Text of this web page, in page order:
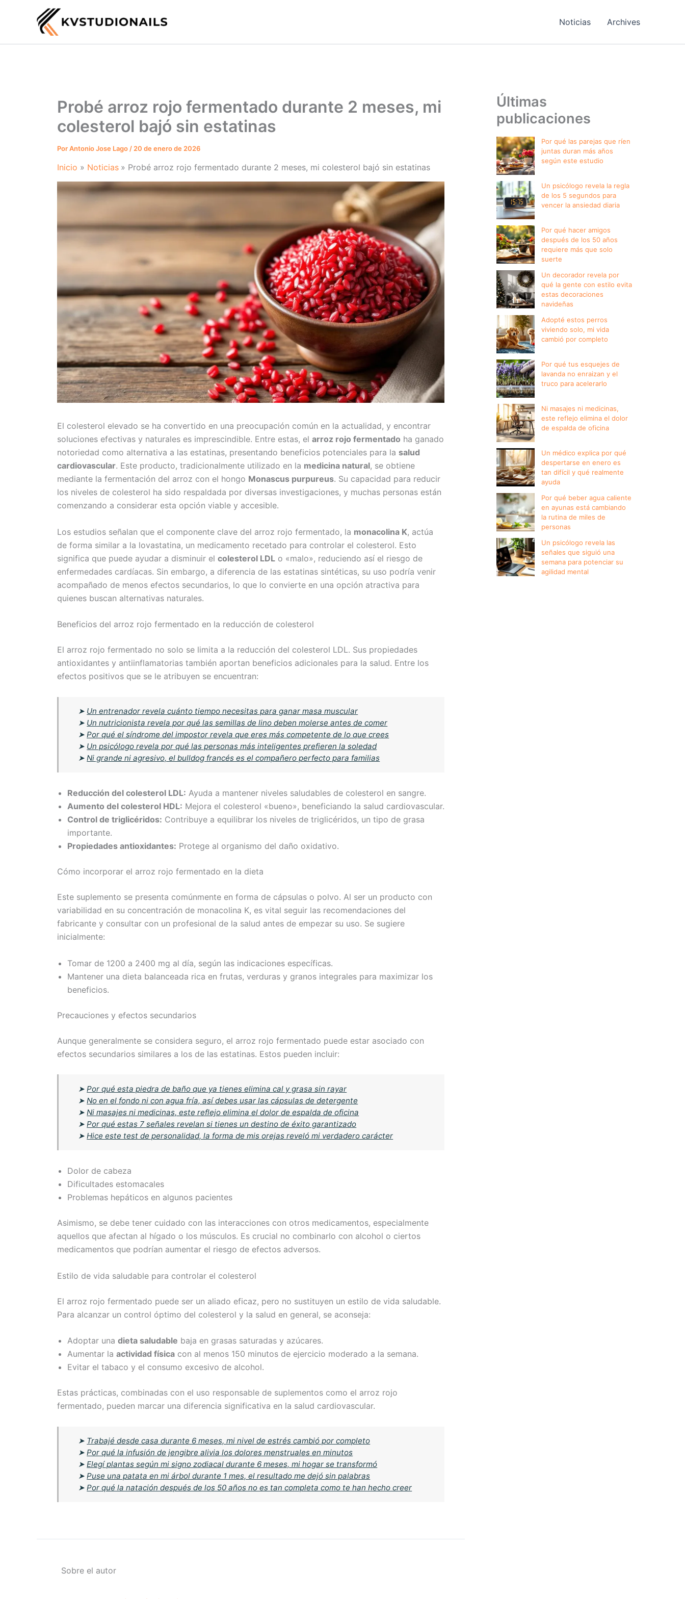
Noticias Archives
Probé arroz rojo fermentado durante 2 meses, mi
colesterol bajó sin estatinas
PorAntonio Jose Lago / 20 de enero de 2026
Inicio Noticias Probé arroz rojo fermentado durante 2 meses, mi colesterol bajó sin estatinas
El colesterol elevado se ha convertido en una preocupación común en la actualidad, y encontrar
soluciones efectivas y naturales es imprescindible. Entre estas, el arroz rojo fermentado ha ganado
notoriedad como alternativa a las estatinas, presentando beneficios potenciales para la salud
cardiovascular. Este producto, tradicionalmente utilizado en la medicina natural, se obtiene
mediante la fermentación del arroz con el hongo Monascus purpureus. Su capacidad para reducir
los niveles de colesterol ha sido respaldada por diversas investigaciones, y muchas personas están
comenzando a considerar esta opción viable y accesible.
Los estudios señalan que el componente clave del arroz rojo fermentado, la monacolina K, actúa
de forma similar a la lovastatina, un medicamento recetado para controlar el colesterol. Esto
significa que puede ayudar a disminuir el colesterol LDL o «malo», reduciendo así el riesgo de
enfermedades cardíacas. Sin embargo, a diferencia de las estatinas sintéticas, su uso podría venir
acompañado de menos efectos secundarios, lo que lo convierte en una opción atractiva para
quienes buscan alternativas naturales.
Beneficios del arroz rojo fermentado en la reducción de colesterol
El arroz rojo fermentado no solo se limita a la reducción del colesterol LDL. Sus propiedades
antioxidantes y antiinflamatorias también aportan beneficios adicionales para la salud. Entre los
efectos positivos que se le atribuyen se encuentran:
➤ Un entrenador revela cuánto tiempo necesitas para ganar masa muscular
➤ Un nutricionista revela por qué las semillas de lino deben molerse antes de comer
➤Por qué el síndrome del impostor revela que eres más competente de lo que crees
➤ Un psicólogo revela por qué las personas más inteligentes prefieren la soledad
➤Ni grande ni agresivo, el bulldog francés es el compañero perfecto para familias
Reducción del colesterol LDL: Ayuda a mantener niveles saludables de colesterol en sangre.
Aumento del colesterol HDL: Mejora el colesterol «bueno», beneficiando la salud cardiovascular.
Control de triglicéridos: Contribuye a equilibrar los niveles de triglicéridos, un tipo de grasa
importante.
Propiedades antioxidantes: Protege al organismo del daño oxidativo.
Cómo incorporar el arroz rojo fermentado en la dieta
Este suplemento se presenta comúnmente en forma de cápsulas o polvo. Al ser un producto con
variabilidad en su concentración de monacolina K, es vital seguir las recomendaciones del
fabricante y consultar con un profesional de la salud antes de empezar su uso. Se sugiere
inicialmente:
Tomar de 1200 a 2400 mg al día, según las indicaciones específicas.
Mantener una dieta balanceada rica en frutas, verduras y granos integrales para maximizar los
beneficios.
Precauciones y efectos secundarios
Aunque generalmente se considera seguro, el arroz rojo fermentado puede estar asociado con
efectos secundarios similares a los de las estatinas. Estos pueden incluir:
➤Por qué esta piedra de baño que ya tienes elimina cal y grasa sin rayar
➤No en el fondo ni con agua fría, así debes usar las cápsulas de detergente
➤Ni masajes ni medicinas, este reflejo elimina el dolor de espalda de oficina
➤Por qué estas 7 señales revelan si tienes un destino de éxito garantizado
➤Hice este test de personalidad, la forma de mis orejas reveló mi verdadero carácter
Dolor de cabeza
Dificultades estomacales
Problemas hepáticos en algunos pacientes
Asimismo, se debe tener cuidado con las interacciones con otros medicamentos, especialmente
aquellos que afectan al hígado o los músculos. Es crucial no combinarlo con alcohol o ciertos
medicamentos que podrían aumentar el riesgo de efectos adversos.
Estilo de vida saludable para controlar el colesterol
El arroz rojo fermentado puede ser un aliado eficaz, pero no sustituyen un estilo de vida saludable.
Para alcanzar un control óptimo del colesterol y la salud en general, se aconseja:
Adoptar una dieta saludable baja en grasas saturadas y azúcares.
Aumentar la actividad física con al menos 150 minutos de ejercicio moderado a la semana.
Evitar el tabaco y el consumo excesivo de alcohol.
Estas prácticas, combinadas con el uso responsable de suplementos como el arroz rojo
fermentado, pueden marcar una diferencia significativa en la salud cardiovascular.
➤ Trabajé desde casa durante 6 meses, mi nivel de estrés cambió por completo
➤Por qué la infusión de jengibre alivia los dolores menstruales en minutos
➤Elegí plantas según mi signo zodiacal durante 6 meses, mi hogar se transformó
➤Puse una patata en mi árbol durante 1 mes, el resultado me dejó sin palabras
➤Por qué la natación después de los 50 años no es tan completa como te han hecho creer
Sobre el autor
Últimas
publicaciones
Por qué las parejas que ríen
juntas duran más años
según este estudio
Un psicólogo revela la regla
de los 5 segundos para
vencer la ansiedad diaria
Por qué hacer amigos
después de los 50 años
requiere más que solo
suerte
Un decorador revela por
qué la gente con estilo evita
estas decoraciones
navideñas
Adopté estos perros
viviendo solo, mi vida
cambió por completo
Por qué tus esquejes de
lavanda no enraizan y el
truco para acelerarlo
Ni masajes ni medicinas,
este reflejo elimina el dolor
de espalda de oficina
Un médico explica por qué
despertarse en enero es
tan difícil y qué realmente
ayuda
Por qué beber agua caliente
en ayunas está cambiando
la rutina de miles de
personas
Un psicólogo revela las
señales que siguió una
semana para potenciar su
agilidad mental